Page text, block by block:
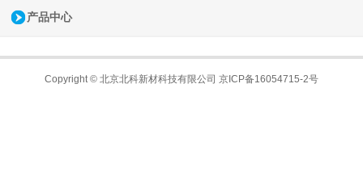
产品中心
Copyright © 北京北科新材科技有限公司 京ICP备16054715-2号